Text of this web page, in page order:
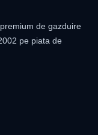
de gazduire
pe piata de